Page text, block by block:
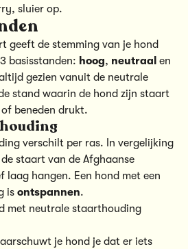
sluier op.
geeft de stemming van je hond
basisstanden: hoog, neutraal en
gezien vanuit de neutrale
stand waarin de hond zijn staart
beneden drukt.
verschilt per ras. In vergelijking
staart van de Afghaanse
hangen. Een hond met een
is ontspannen.
je hond je dat er iets